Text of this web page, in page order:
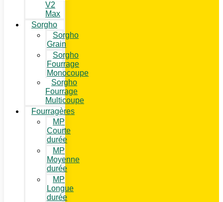
V2
Max
Sorgho
Sorgho
Grain
Sorgho
Fourrage
Monocoupe
Sorgho
Fourrage
Multicoupe
Fourragères
MP
Courte
durée
MP
Moyenne
durée
MP
Longue
durée